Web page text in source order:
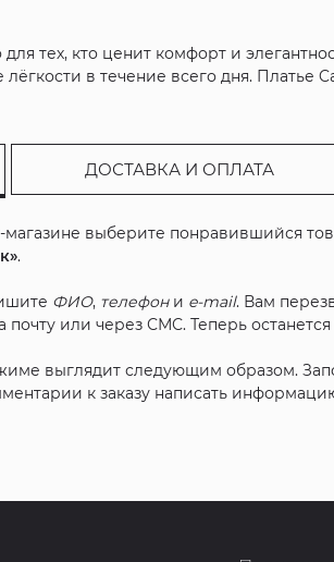
тех, кто ценит комфорт и
в течение всего дня. Платье
ДОСТАВКА И ОПЛАТА
выберите понравившийся
.
ФИО, телефони e-mail. Вам
или через СМС. Теперь
выглядит следующим образом.
к заказу написать